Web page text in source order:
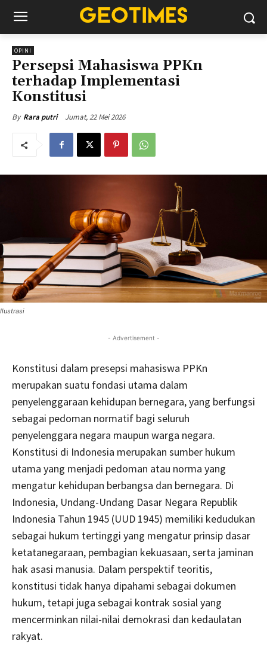
OPINI
Persepsi Mahasiswa PPKn
terhadap Implementasi
Konstitusi
By Rara putri Jumat, 22 Mei 2026
Ilustrasi
- Advertisement -
Konstitusi dalam presepsi mahasiswa PPKn
merupakan suatu fondasi utama dalam
penyelenggaraan kehidupan bernegara, yang berfungsi
sebagai pedoman normatif bagi seluruh
penyelenggara negara maupun warga negara.
Konstitusi di Indonesia merupakan sumber hukum
utama yang menjadi pedoman atau norma yang
mengatur kehidupan berbangsa dan bernegara. Di
Indonesia, Undang-Undang Dasar Negara Republik
Indonesia Tahun 1945 (UUD 1945) memiliki kedudukan
sebagai hukum tertinggi yang mengatur prinsip dasar
ketatanegaraan, pembagian kekuasaan, serta jaminan
hak asasi manusia. Dalam perspektif teoritis,
konstitusi tidak hanya dipahami sebagai dokumen
hukum, tetapi juga sebagai kontrak sosial yang
mencerminkan nilai-nilai demokrasi dan kedaulatan
rakyat.